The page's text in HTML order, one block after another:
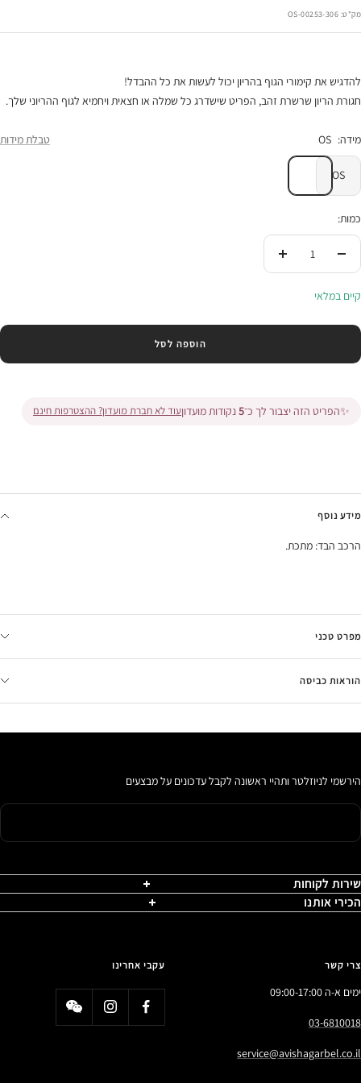
בהנחה
מק"ט: 00253-306-OS
להדגיש את קימורי הגוף בהריון יכול לעשות את כל ההבדל!
חגורת הריון שרשרת זהב, הפריט שישדרג כל שמלה או חצאית ויחמיא לגוף ההריוני שלך.
מידה: OS טבלת מידות
OS
כמות:
העלי
קיים במלאי
הוספה לסל
✨הפריט הזה יצבור לך כ־5נקודות מועדוןעוד לא חברת מועדון? ההצטרפות חינם
מידע נוסף
הרכב הבד: מתכת.
מפרט טכני
הוראות כביסה
הירשמי לניוזלטר ותהיי ראשונה לקבל עדכונים על מבצעים
שירות לקוחות
הכירי אותנו
צרי קשר
ימים א-ה 09:00-17:00
03-6810018
service@avishagarbel.co.il
עקבי אחרינו